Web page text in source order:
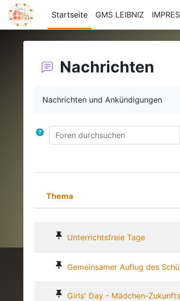
Zum Hauptinhalt
Startseite
GMS LEIBNIZ
Nachrichten
Nachrichten und Ankündigungen
Foren durchsuchen
Status
Thema
Unterrichtsfreie Tage
Gemeinsamer Auflug des
Girls' Day - Mädchen-